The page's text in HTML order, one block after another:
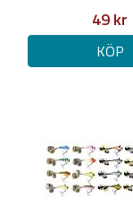
49 kr
KÖP